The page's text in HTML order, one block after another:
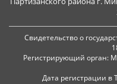
Свидетельство о
Регистрирующий орган:
Дата регистрации в